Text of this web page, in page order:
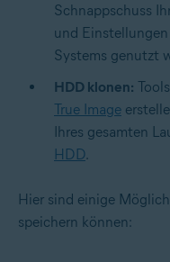
Schnappschuss
und
Systems genutzt
HDD klonen:
True Image
Ihres gesamten
HDD.
Hier sind einige
speichern können: